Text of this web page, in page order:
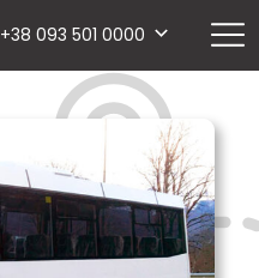
+38 093 501 0000